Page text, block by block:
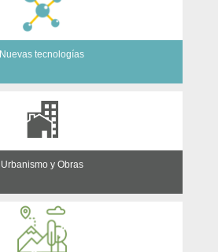
Nuevas tecnologías
Urbanismo y Obras